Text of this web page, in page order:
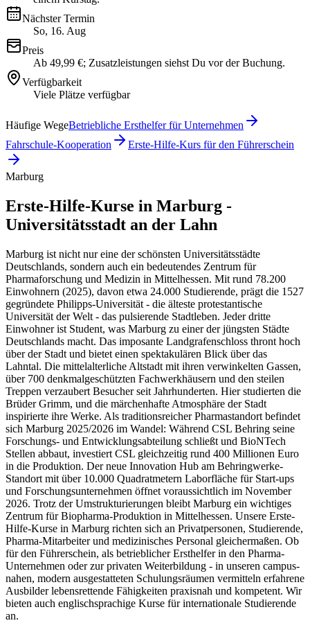
Nächster Termin
So, 16. Aug
Preis
Ab 49,99 €; Zusatzleistungen siehst Du vor der Buchung.
Verfügbarkeit
Viele Plätze verfügbar
Häufige WegeBetriebliche Ersthelfer für Unternehmen
Fahrschule-Kooperation
Erste-Hilfe-Kurs für den Führerschein
Marburg
Erste-Hilfe-Kurse in Marburg -
Universitätsstadt an der Lahn
Marburg ist nicht nur eine der schönsten Universitätsstädte
Deutschlands, sondern auch ein bedeutendes Zentrum für
Pharmaforschung und Medizin in Mittelhessen. Mit rund 78.200
Einwohnern (2025), davon etwa 24.000 Studierende, prägt die 1527
gegründete Philipps-Universität - die älteste protestantische
Universität der Welt - das pulsierende Stadtleben. Jeder dritte
Einwohner ist Student, was Marburg zu einer der jüngsten Städte
Deutschlands macht. Das imposante Landgrafenschloss thront hoch
über der Stadt und bietet einen spektakulären Blick über das
Lahntal. Die mittelalterliche Altstadt mit ihren verwinkelten Gassen,
über 700 denkmalgeschützten Fachwerkhäusern und den steilen
Treppen verzaubert Besucher seit Jahrhunderten. Hier studierten die
Brüder Grimm, und die märchenhafte Atmosphäre der Stadt
inspirierte ihre Werke. Als traditionsreicher Pharmastandort befindet
sich Marburg 2025/2026 im Wandel: Während CSL Behring seine
Forschungs- und Entwicklungsabteilung schließt und BioNTech
Stellen abbaut, investiert CSL gleichzeitig rund 400 Millionen Euro
in die Produktion. Der neue Innovation Hub am Behringwerke-
Standort mit über 10.000 Quadratmetern Laborfläche für Start-ups
und Forschungsunternehmen öffnet voraussichtlich im November
2026. Trotz der Umstrukturierungen bleibt Marburg ein wichtiges
Zentrum für Biopharma-Produktion in Mittelhessen. Unsere Erste-
Hilfe-Kurse in Marburg richten sich an Privatpersonen, Studierende,
Pharma-Mitarbeiter und medizinisches Personal gleichermaßen. Ob
für den Führerschein, als betrieblicher Ersthelfer in den Pharma-
Unternehmen oder zur privaten Weiterbildung - in unseren campus-
nahen, modern ausgestatteten Schulungsräumen vermitteln erfahrene
Ausbilder lebensrettende Fähigkeiten praxisnah und kompetent. Wir
bieten auch englischsprachige Kurse für internationale Studierende
an.